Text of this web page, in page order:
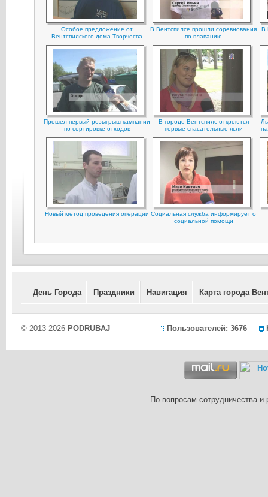
Особое предложение от
Вентспилского дома Творчесва
В Вентспилсе прошли соревнования
по плаванию
В
Прошел первый розыгрыш кампании
по сортировке отходов
В городе Вентспилс откроются
первые спасательные ясли
Hовый метод проведения операции Социальная служба информирует о
социальной помощи
День Города Праздники Навигация Карта города
Пользователей: 3676
© 2013-2026 PODRUBAJ
По вопросам сотрудничества